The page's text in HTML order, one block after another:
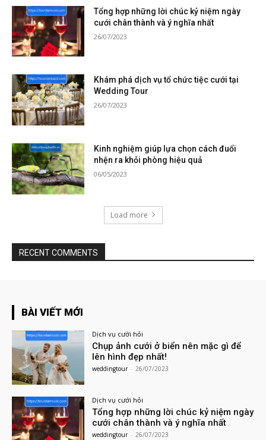
Tổng hợp những lời chúc kỷ niệm ngày
cưới chân thành và ý nghĩa nhất
26/07/2023
Khám phá dịch vụ tổ chức tiệc cưới tại
Wedding Tour
26/07/2023
Kinh nghiệm giúp lựa chọn cách đuổi
nhện ra khỏi phòng hiệu quả
06/05/2023
Load more
RECENT COMMENTS
BÀI VIẾT MỚI
Dịch vụ cưới hỏi
Chụp ảnh cưới ở biển nên mặc gì để
lên hình đẹp nhất!
weddingtour - 26/07/2023
Dịch vụ cưới hỏi
Tổng hợp những lời chúc kỷ niệm ngày
cưới chân thành và ý nghĩa nhất
weddingtour - 26/07/2023